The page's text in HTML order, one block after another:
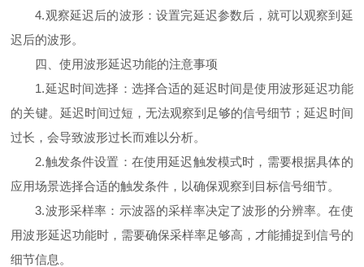
4.观察延迟后的波形：设置完延迟参数后，就可以观察到延
迟后的波形。
四、使用波形延迟功能的注意事项
1.延迟时间选择：选择合适的延迟时间是使用波形延迟功能
的关键。延迟时间过短，无法观察到足够的信号细节；延迟时间
过长，会导致波形过长而难以分析。
2.触发条件设置：在使用延迟触发模式时，需要根据具体的
应用场景选择合适的触发条件，以确保观察到目标信号细节。
3.波形采样率：示波器的采样率决定了波形的分辨率。在使
用波形延迟功能时，需要确保采样率足够高，才能捕捉到信号的
细节信息。